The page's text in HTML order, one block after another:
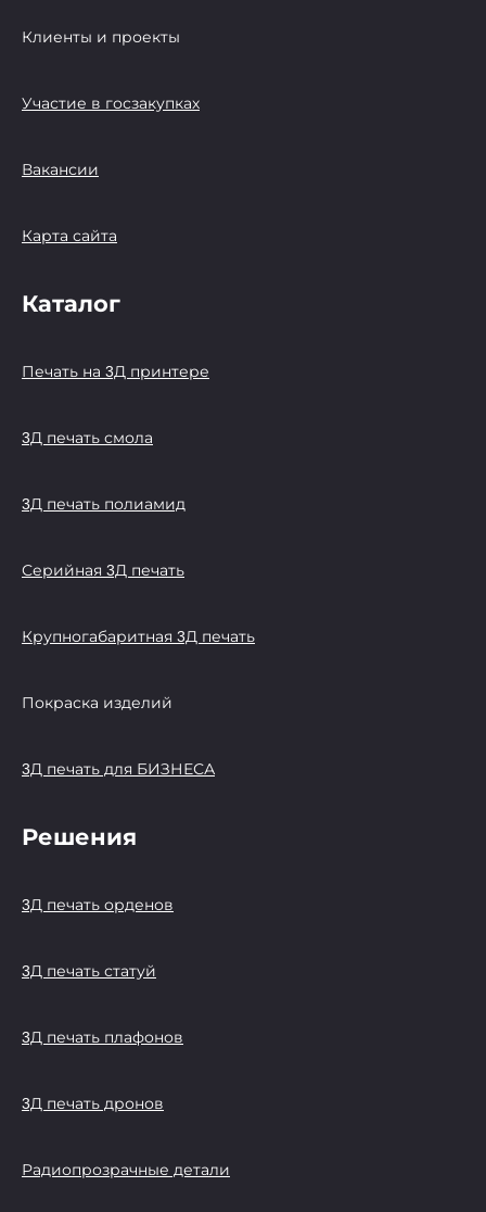
Клиенты и проекты
Участие в госзакупках
Вакансии
Карта сайта
Каталог
Печать на 3Д принтере
3Д печать смола
3Д печать полиамид
Серийная 3Д печать
Крупногабаритная 3Д печать
Покраска изделий
3Д печать для БИЗНЕСА
Решения
3Д печать орденов
3Д печать статуй
3Д печать плафонов
3Д печать дронов
Радиопрозрачные детали